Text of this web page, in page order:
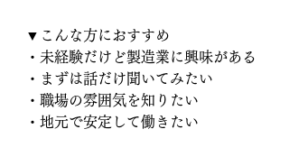
▼こんな方におすすめ
・未経験だけど製造業に興味がある
・まずは話だけ聞いてみたい
・職場の雰囲気を知りたい
・地元で安定して働きたい